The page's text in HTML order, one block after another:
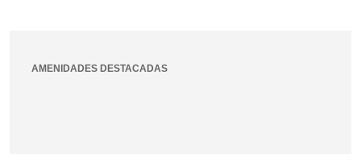
AMENIDADES DESTACADAS